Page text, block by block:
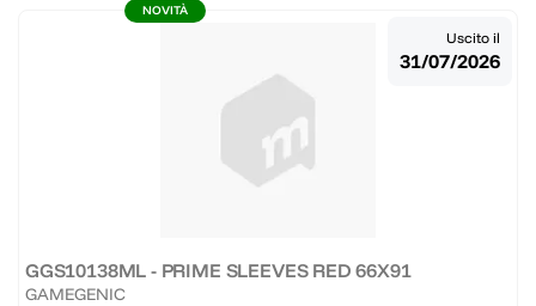
NOVITÀ
GGS10138ML - PRIME SLEEVES RED 66X91
GAMEGENIC
Uscito il
31/07/2026